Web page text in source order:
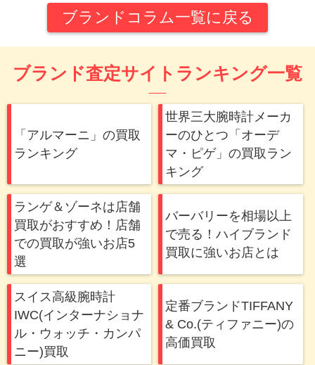
ブランドコラム一覧に戻る
ブランド査定サイトランキング一覧
「アルマーニ」の買取
ランキング
世界三大腕時計メーカ
ーのひとつ「オーデ
マ・ピゲ」の買取ラン
キング
ランゲ＆ゾーネは店舗
買取がおすすめ！店舗
での買取が強いお店5
選
バーバリーを相場以上
で売る！ハイブランド
買取に強いお店とは
スイス高級腕時計
IWC(インターナショナ
ル・ウォッチ・カンパ
ニー)買取
定番ブランドTIFFANY
& Co.(ティファニー)の
高価買取